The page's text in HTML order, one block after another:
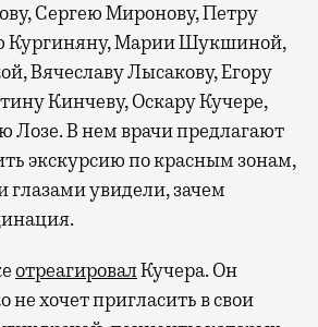
Сергею Миронову, Петру
Кургиняну, Марии Шукшиной,
Вячеславу Лысакову, Егору
Кинчеву, Оскару Кучере,
Лозе. В нем врачи предлагают
экскурсию по красным зонам,
глазами увидели, зачем
отреагировалКучера. Он
не хочет пригласить в свои